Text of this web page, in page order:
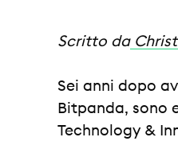
Scritto da
Sei anni dopo
Bitpanda, sono
Technology &